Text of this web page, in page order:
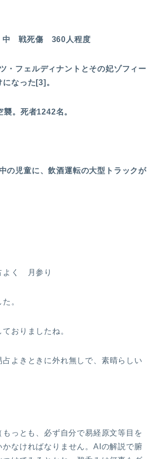
戦死傷 360人程度
・フェルディナントとその妃ゾフィー
なった[3]。
。死者1242名。
の児童に、飲酒運転の大型トラックが
よく 月参り
。
おりましたね。
よきときに外れ無しで、素晴らしい
っとも、必ず自分で易経原文等目を
なければなりません。AIの解説で腑